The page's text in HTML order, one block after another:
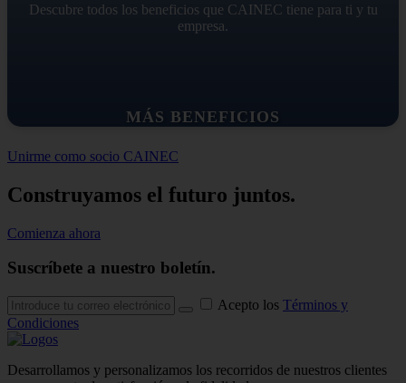
MÁS BENEFICIOS
Descubre todos los beneficios que CAINEC tiene para ti y tu
empresa.
Unirme como socio CAINEC
Construyamos el futuro juntos.
Comienza ahora
Suscríbete a nuestro boletín.
Acepto los Términos y
Condiciones
Desarrollamos y personalizamos los recorridos de nuestros clientes